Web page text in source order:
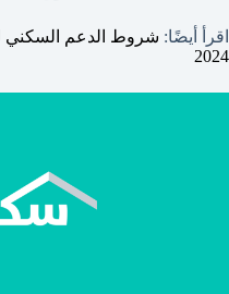
اقرأ أيضًا: شروط الدعم السكني
2024